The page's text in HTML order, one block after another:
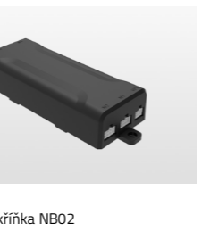
Sluchátko